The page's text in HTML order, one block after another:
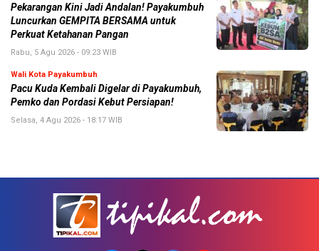
Pekarangan Kini Jadi Andalan! Payakumbuh
Luncurkan GEMPITA BERSAMA untuk
Perkuat Ketahanan Pangan
Rabu, 5 Agu 2026 - 09:23 WIB
Wali Kota Payakumbuh
Pacu Kuda Kembali Digelar di Payakumbuh,
Pemko dan Pordasi Kebut Persiapan!
Selasa, 4 Agu 2026 - 18:17 WIB